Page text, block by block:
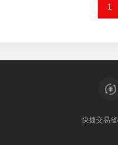
1
快捷交易